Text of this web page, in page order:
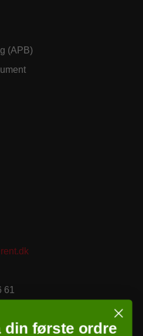
(APB)
61
din første ordre